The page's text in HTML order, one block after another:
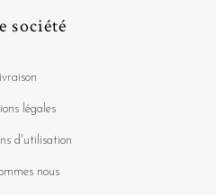
société
légales
d'utilisation
nous